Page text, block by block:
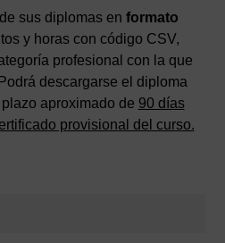
sus diplomas en formato
y horas con código CSV,
profesional con la que
descargarse el diploma
aproximado de 90 días
provisional del curso.